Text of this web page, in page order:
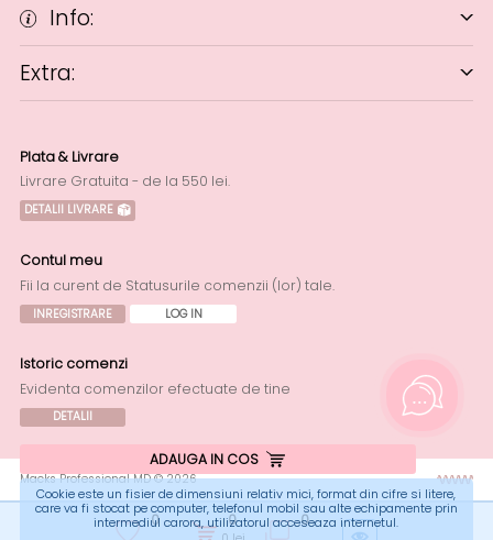
ADAUGA IN COS
0 0 0
Info:
Extra:
Plata & Livrare
Livrare Gratuita - de la 550 lei.
DETALII LIVRARE
Contul meu
Fii la curent de Statusurile comenzii (lor) tale.
INREGISTRARE LOG IN
Istoric comenzi
Evidenta comenzilor efectuate de tine
DETALII
Macks Professional MD © 2026
Cookie este un fisier de dimensiuni relativ mici, format din cifre si litere,
care va fi stocat pe computer, telefonul mobil sau alte echipamente prin
intermediul carora, utilizatorul acceseaza internetul.